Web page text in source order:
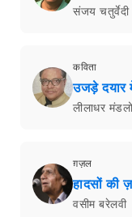
संजय चतुर्वेदी
कविता
उजड़े दयार
लीलाधर
ग़ज़ल
हादसों की
वसीम बरेलवी